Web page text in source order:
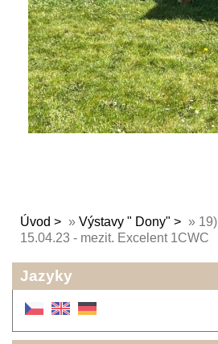
Úvod » Výstavy " Dony" »
15.04.23 - mezit. Excelent 1CWC
Jazyky